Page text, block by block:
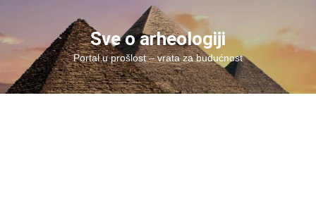
content
Sve o arheologiji
Portal u prošlost – vrata za budućnost